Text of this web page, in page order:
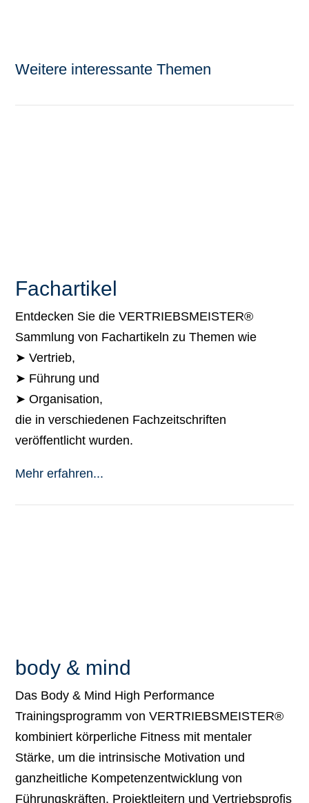
Weitere interessante Themen
Fachartikel
Entdecken Sie die VERTRIEBSMEISTER®
Sammlung von Fachartikeln zu Themen wie
➤ Vertrieb,
➤ Führung und
➤ Organisation,
die in verschiedenen Fachzeitschriften
veröffentlicht wurden.
Mehr erfahren...
body & mind
Das Body & Mind High Performance
Trainingsprogramm von VERTRIEBSMEISTER®
kombiniert körperliche Fitness mit mentaler
Stärke, um die intrinsische Motivation und
ganzheitliche Kompetenzentwicklung von
Führungskräften, Projektleitern und Vertriebsprofis